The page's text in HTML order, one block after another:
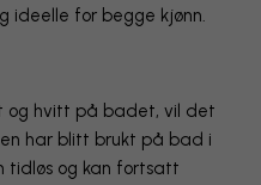
ideelle for begge kjønn.
og hvitt på badet, vil det
har blitt brukt på bad i
tidløs og kan fortsatt